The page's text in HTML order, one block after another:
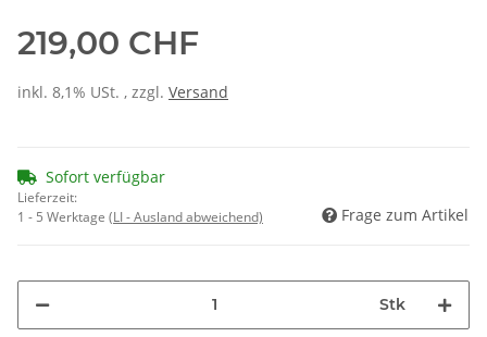
219,00 CHF
inkl. 8,1% USt. , zzgl. Versand
Sofort verfügbar
Lieferzeit:
1 - 5 Werktage (LI - Ausland abweichend) Frage zum Artikel
Stk